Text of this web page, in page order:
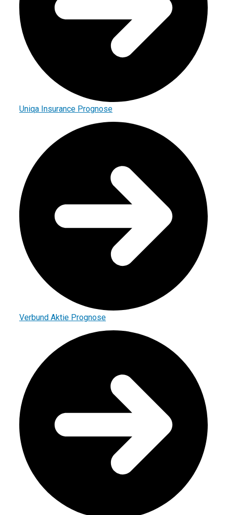
Uniqa Insurance Prognose
Verbund Aktie Prognose